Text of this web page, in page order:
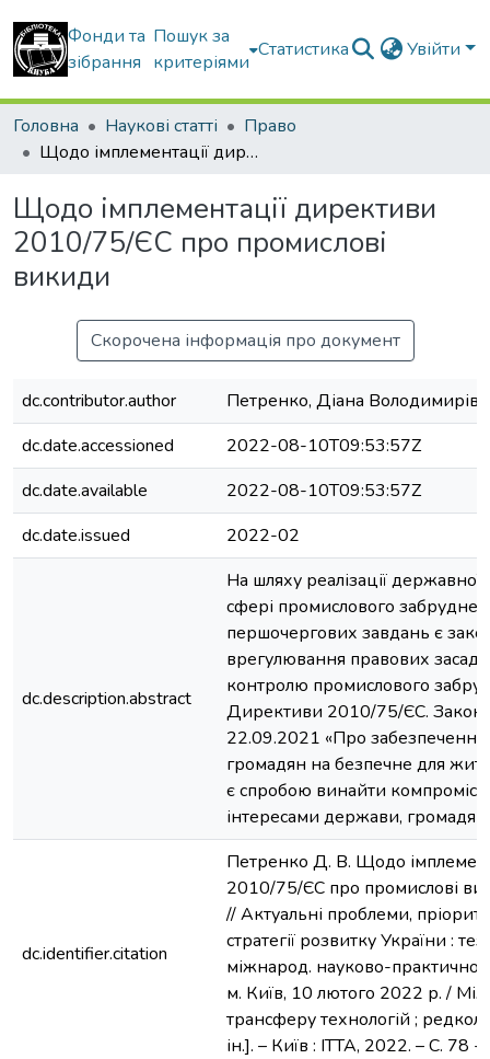
Фонди та
зібрання
Пошук за
критеріями
Статистика Увійти
Головна Наукові статті
Право
Щодо імплементації директиви 2010/75/ЄС про промислові викиди
Щодо імплементації директиви
2010/75/ЄС про промислові
викиди
Скорочена інформація про документ
dc.contributor.author
Петренко, Діана
dc.date.accessioned
2022-08-10T09:53:57Z
dc.date.available
2022-08-10T09:53:57Z
dc.date.issued
2022-02
dc.description.abstract
На шляху реалізації державної
сфері промислового
першочергових завдань є
врегулювання правових засад
контролю промислового
Директиви 2010/75/ЄС.
22.09.2021 «Про забезпечення
громадян на безпечне для
є спробою винайти
інтересами держави, громадян
dc.identifier.citation
Петренко Д. В. Щодо
2010/75/ЄС про промислові
// Актуальні проблеми,
стратегії розвитку України :
міжнарод. науково-
м. Київ, 10 лютого 2022 р. /
трансферу технологій ;
ін.]. – Київ : ІТТА, 2022. – С. 78 -